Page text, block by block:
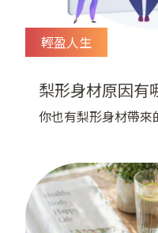
輕盈人生
梨形身材原因有
因素揭秘，教你
你也有梨形身材帶來
對有份量；試穿褲
卻卡在臀部拉不上來
起來更勻稱，與其一
解梨形身材原因與自